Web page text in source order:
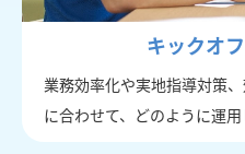
キックオ
業務効率化や実地指導対策
に合わせて、どのように運